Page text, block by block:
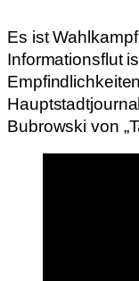
Es ist
Informationsflut
Bubrowski von